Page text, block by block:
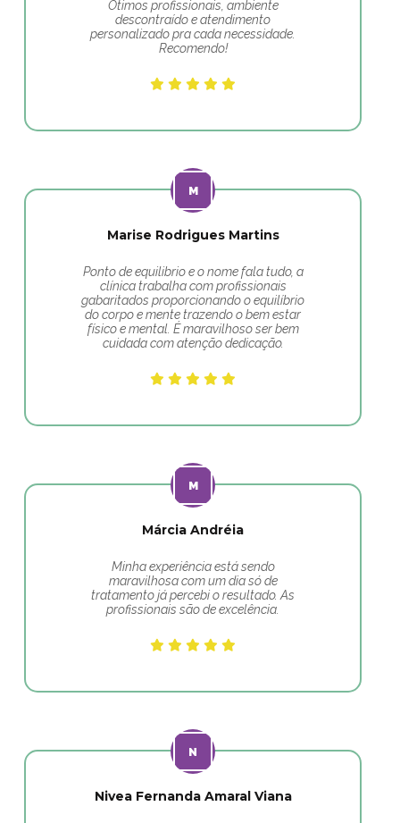
Ótimos profissionais, ambiente
descontraído e atendimento
personalizado pra cada necessidade.
Recomendo!
Marise Rodrigues Martins
Ponto de equilibrio e o nome fala tudo, a
clínica trabalha com profissionais
gabaritados proporcionando o equilíbrio
do corpo e mente trazendo o bem estar
físico e mental. É maravilhoso ser bem
cuidada com atenção dedicação.
Márcia Andréia
Minha experiência está sendo
maravilhosa com um dia só de
tratamento já percebi o resultado. As
profissionais são de excelência.
Nivea Fernanda Amaral Viana